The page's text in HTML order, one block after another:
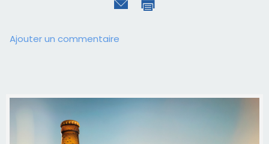
Ajouter un commentaire